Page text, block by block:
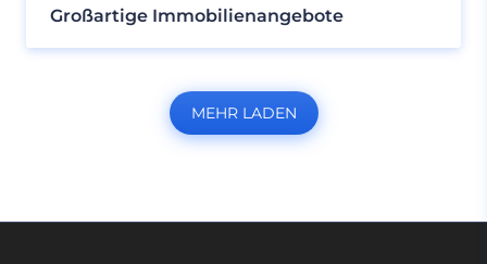
Großartige Immobilienangebote
MEHR LADEN